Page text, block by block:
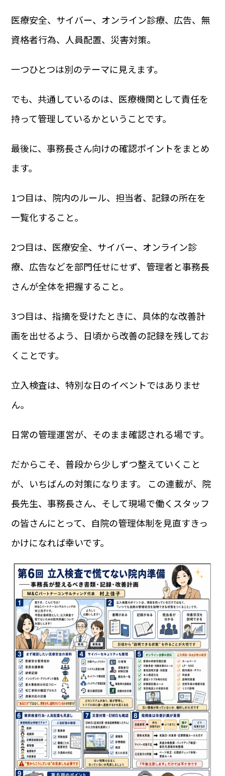
医療安全、サイバー、オンライン診療、広告、無
資格者行為、人員配置、災害対策。
一つひとつは別のテーマに見えます。
でも、共通しているのは、医療機関として責任を
持って管理しているかということです。
最後に、事務長さん向けの確認ポイントをまとめ
ます。
1つ目は、院内のルール、担当者、記録の所在を
一覧化すること。
2つ目は、医療安全、サイバー、オンライン診
療、広告などを部門任せにせず、管理者と事務長
さんが全体を把握すること。
3つ目は、指摘を受けたときに、具体的な改善計
画を出せるよう、日頃から改善の記録を残してお
くことです。
立入検査は、特別な日のイベントではありませ
ん。
日常の管理運営が、そのまま確認される場です。
だからこそ、普段から少しずつ整えていくこと
が、いちばんの対策になります。 この連載が、院
長先生、事務長さん、そして現場で働くスタッフ
の皆さんにとって、自院の管理体制を見直すきっ
かけになれば幸いです。